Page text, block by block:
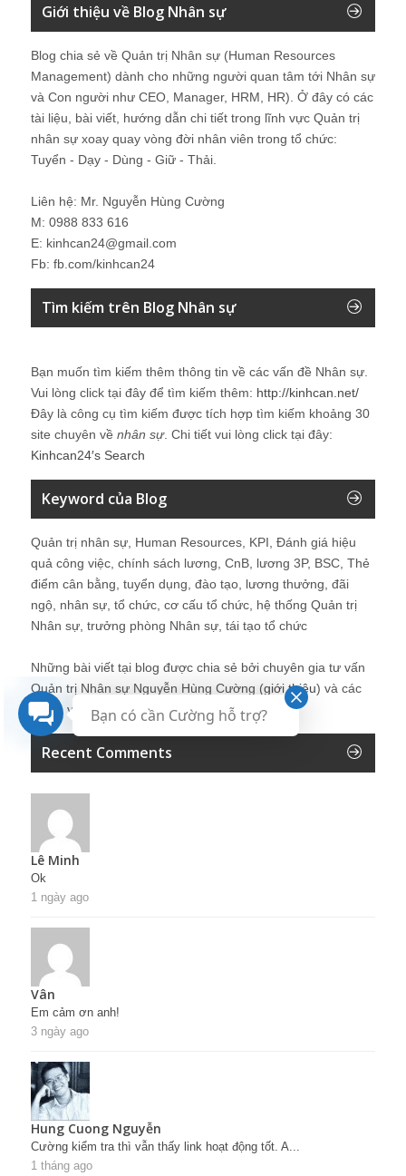
Giới thiệu về Blog Nhân sự
Blog chia sẻ về Quản trị Nhân sự (Human Resources
Management) dành cho những người quan tâm tới Nhân sự
và Con người như CEO, Manager, HRM, HR). Ở đây có các
tài liệu, bài viết, hướng dẫn chi tiết trong lĩnh vực Quản trị
nhân sự xoay quay vòng đời nhân viên trong tổ chức:
Tuyển - Dạy - Dùng - Giữ - Thải.
Liên hệ: Mr. Nguyễn Hùng Cường
M: 0988 833 616
E: kinhcan24@gmail.com
Fb: fb.com/kinhcan24
Tìm kiếm trên Blog Nhân sự
Bạn muốn tìm kiếm thêm thông tin về các vấn đề Nhân sự
Vui lòng click tại đây để tìm kiếm thêm: http://kinhcan.net/
Đây là công cụ tìm kiếm được tích hợp tìm kiếm khoảng 30
site chuyên về nhân sự. Chi tiết vui lòng click tại đây:
Kinhcan24′s Search
Keyword của Blog
Quản trị nhân sự, Human Resources, KPI, Đánh giá hiệu
quả công việc, chính sách lương, CnB, lương 3P, BSC, Thẻ
điểm cân bằng, tuyển dụng, đào tạo, lương thưởng, đãi
ngộ, nhân sự, tổ chức, cơ cấu tổ chức, hệ thống Quản trị
Nhân sự, trưởng phòng Nhân sự, tái tạo tổ chức
Những bài viết tại blog được chia sẻ bởi chuyên gia tư vấn
Quản trị Nhân sự Nguyễn Hùng Cường (giới thiệu) và các
thành viên khác trong cộng đồng Nhân sự.
Recent Comments
Lê Minh
Ok
1 ngày ago
Vân
Em cảm ơn anh!
3 ngày ago
Hung Cuong Nguyễn
Cường kiểm tra thì vẫn thấy link hoạt động tốt. A...
1 tháng ago
Bạn có cần Cường hỗ trợ?